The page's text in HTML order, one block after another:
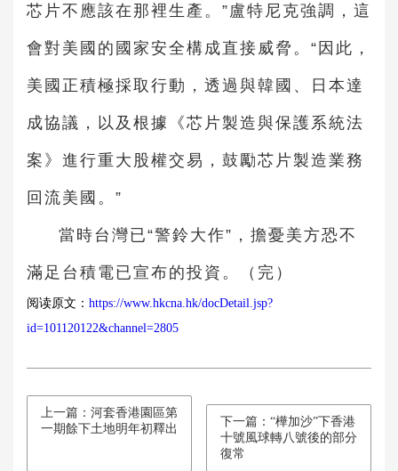
芯片不應該在那裡生產。”盧特尼克強調，這
會對美國的國家安全構成直接威脅。“因此，
美國正積極採取行動，透過與韓國、日本達
成協議，以及根據《芯片製造與保護系統法
案》進行重大股權交易，鼓勵芯片製造業務
回流美國。”
當時台灣已“警鈴大作”，擔憂美方恐不
滿足台積電已宣布的投資。（完）
阅读原文： https://www.hkcna.hk/docDetail.jsp?
id=101120122&channel=2805
上一篇：河套香港園區第
一期餘下土地明年初釋出
下一篇：“樺加沙”下香港
十號風球轉八號後的部分
復常